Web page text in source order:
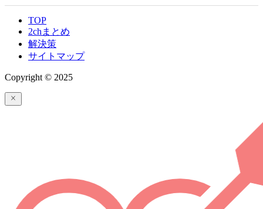
TOP
2chまとめ
解決策
サイトマップ
Copyright © 2025